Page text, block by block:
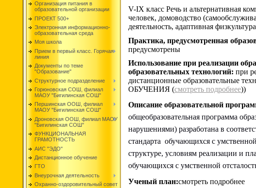
Организация питания в
образовательной организации
ПРОЕКТ 500+
Электронная информационно-
образовательная среда
Моя школа
Прием в первый класс. Горячая
линия
Документы по теме
"Образование"
Структурное подразделение
Горюновская СОШ, филиал
МАОУ "Бигилинская СОШ"
Першинская ООШ, филиал
МАОУ "Бигилинская СОШ"
Дроновская ООШ, филиал МАОУ
"Бигилинская СОШ"
ФУНКЦИОНАЛЬНАЯ
ГРАМОТНОСТЬ
АИС "ЭДО"
Дистанционное обучение
ГТО
Внеурочная деятельность
Охранно-оздоровительный совет
V-IX класс Речь и альтернативная
человек, домоводство
деятельность, адаптивная
Практика, предусмотренная
предусмотрены
Использование при реализации
образовательных технологий: при
дистанционные образовательные
ОБУЧЕНИЯ (смотреть подробнее))
Описание образовательной
общеобразовательная программа
нарушениями) разработана в
стандарта обучающихся с
структуре, условиям реализации и
обучающихся с умственной
Ученый план:смотреть подробнее